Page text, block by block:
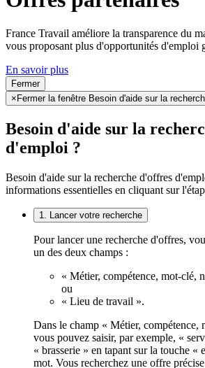
France Travail améliore la transparence du
vous proposant plus d'opportunités d'emploi
En savoir plus
Fermer
× Fermer la fenêtre Besoin d'aide sur la
Besoin d'aide sur la
d'emploi ?
Besoin d'aide sur la recherche d'offres
informations essentielles en cliquant sur
1. Lancer votre recherche
Pour lancer une recherche d'offres,
un des deux champs :
« Métier, compétence, mot-clé,
ou
« Lieu de travail ».
Dans le champ « Métier, compétence,
vous pouvez saisir, par exemple, «
« brasserie » en tapant sur la touche «
mot. Vous recherchez une offre